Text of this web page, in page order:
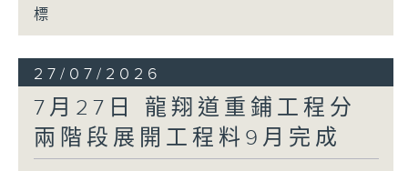
標
27/07/2026
7月27日 龍翔道重鋪工程分
兩階段展開工程料9月完成